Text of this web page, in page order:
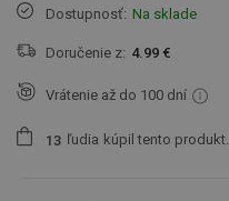
Dostupnosť: Na sklade
Doručenie z: 4.99 €
Vrátenie až do 100 dní
1 3 ľudia kúpil tento produkt.